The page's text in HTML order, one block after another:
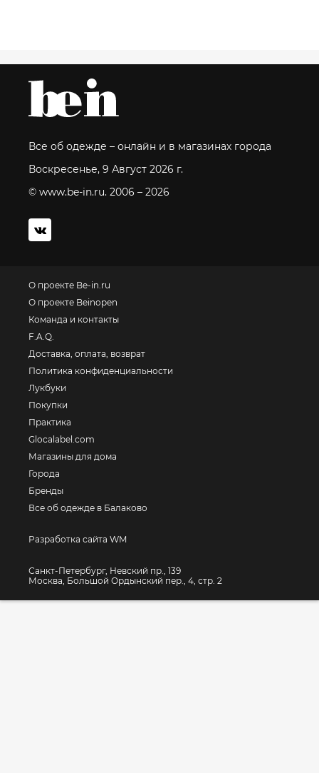
Все об одежде – онлайн и в магазинах города
Воскресенье, 9 Август 2026 г.
© www.be-in.ru. 2006 – 2026
О проекте Be-in.ru
О проекте Beinopen
Команда и контакты
F.A.Q.
Доставка, оплата, возврат
Политика конфиденциальности
Лукбуки
Покупки
Практика
Glocalabel.com
Магазины для дома
Города
Бренды
Все об одежде в Балаково
Разработка сайта WM
Санкт-Петербург, Невский пр., 139
Москва, Большой Ордынский пер., 4, стр. 2